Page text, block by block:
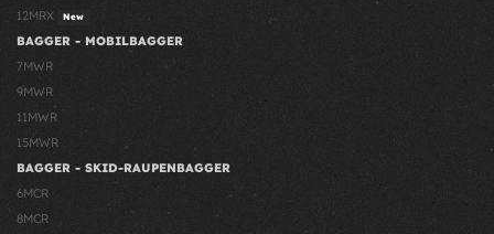
12MRX New
BAGGER - MOBILBAGGER
7MWR
9MWR
11MWR
15MWR
BAGGER - SKID-RAUPENBAGGER
6MCR
8MCR